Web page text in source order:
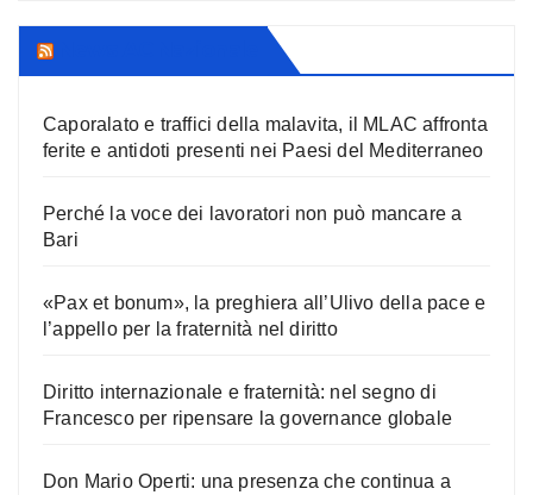
Caporalato e traffici della malavita, il MLAC affronta
ferite e antidoti presenti nei Paesi del Mediterraneo
Perché la voce dei lavoratori non può mancare a
Bari
«Pax et bonum», la preghiera all’Ulivo della pace e
l’appello per la fraternità nel diritto
Diritto internazionale e fraternità: nel segno di
Francesco per ripensare la governance globale
Don Mario Operti: una presenza che continua a